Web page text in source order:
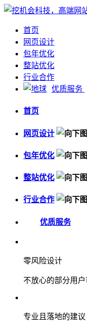
首页
网页设计
包年优化
整站优化
行业合作
优质服务
首页
网页设计
包年优化
整站优化
行业合作
优质服务
零风险设计
不放心的部分用
专业且落地的建议